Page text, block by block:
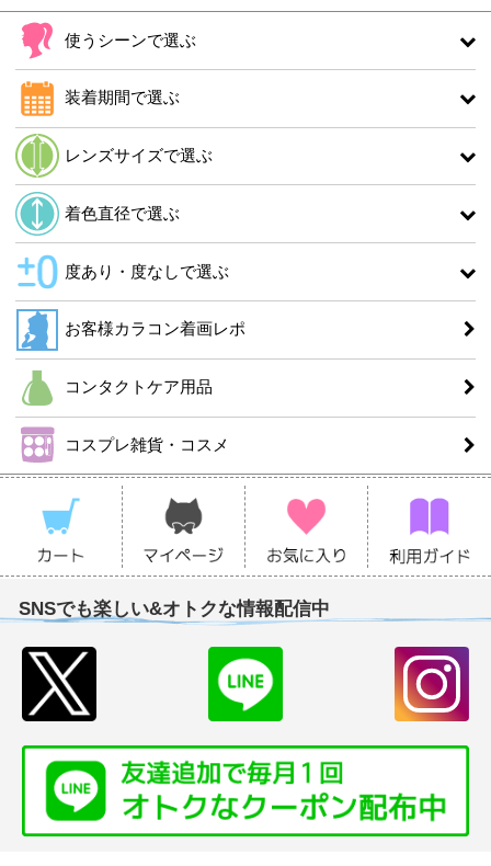
使うシーンで選ぶ
装着期間で選ぶ
レンズサイズで選ぶ
着色直径で選ぶ
度あり・度なしで選ぶ
お客様カラコン着画レポ
コンタクトケア用品
コスプレ雑貨・コスメ
SNSでも楽しい&オトクな情報配信中